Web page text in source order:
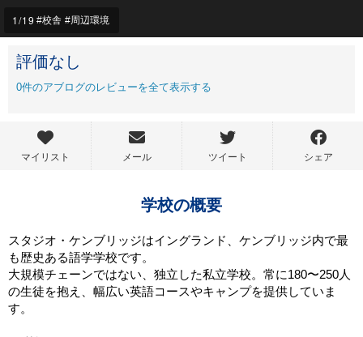
1/19 校舎 周辺環境
評価なし
0件のアブログのレビューを全て表示する
マイリスト メール ツイート シェア
学校の概要
スタジオ・ケンブリッジはイングランド、ケンブリッジ内で最
も歴史ある語学学校です。
大規模チェーンではない、独立した私立学校。常に180〜250人
の生徒を抱え、幅広い英語コースやキャンプを提供していま
す。